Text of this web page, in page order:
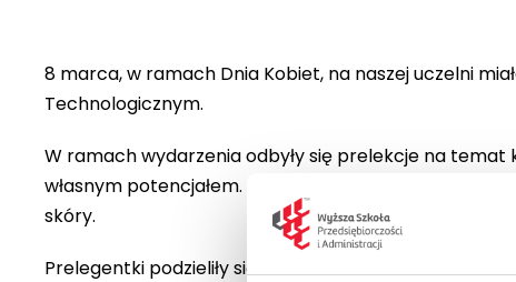
8 marca, w ramach Dnia Kobiet, na naszej uczelni
Technologicznym.
W ramach wydarzenia odbyły się prelekcje na
własnym potencjałem. Dodatkowo, dzięki Etos Fit,
skóry.
Prelegentki podzieliły się swoją wiedzą i